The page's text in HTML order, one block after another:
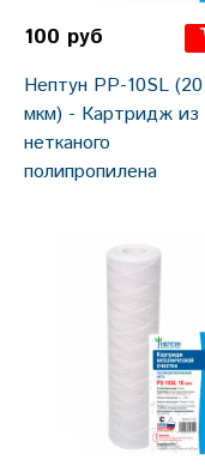
100 руб
Нептун PP-10SL (20
мкм) - Картридж из
нетканого
полипропилена